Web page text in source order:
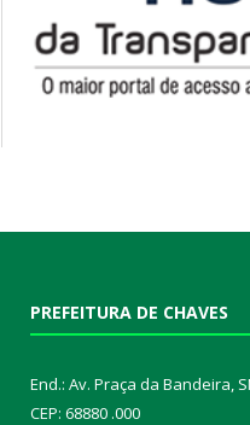
PREFEITURA DE CHAVES
End.: Av. Praça da Bandeira,
CEP: 68880 .000